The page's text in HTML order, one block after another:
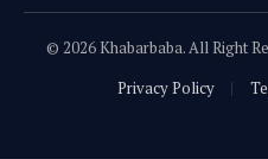
© 2026 Khabarbaba. All Right
Privacy Policy